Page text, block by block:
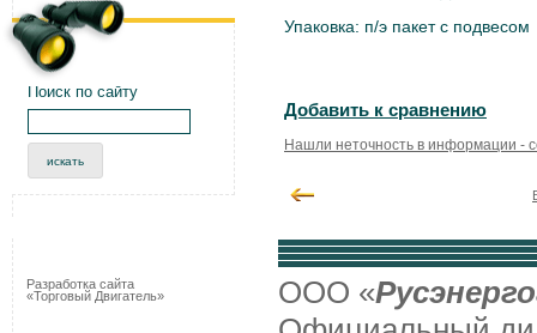
Упаковка: п/э пакет с подвесом
Добавить к сравнению
Нашли неточность в информации -
Поиск по сайту
Разработка сайта
«Торговый Двигатель»
ООО «